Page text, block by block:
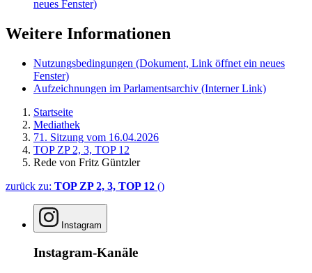
neues Fenster)
Weitere Informationen
Nutzungsbedingungen (Dokument, Link öffnet ein neues
Fenster)
Aufzeichnungen im Parlamentsarchiv (Interner Link)
Startseite
Mediathek
71. Sitzung vom 16.04.2026
TOP ZP 2, 3, TOP 12
Rede von Fritz Güntzler
zurück zu: TOP ZP 2, 3, TOP 12 ()
Instagram
Instagram-Kanäle